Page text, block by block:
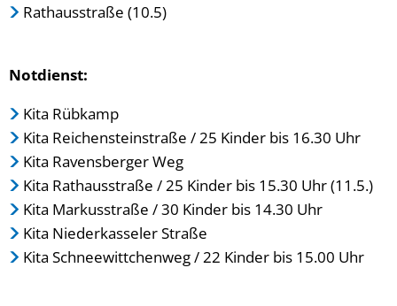
Rathausstraße (10.5)
Notdienst:
Kita Rübkamp
Kita Reichensteinstraße / 25 Kinder bis 16.30 Uhr
Kita Ravensberger Weg
Kita Rathausstraße / 25 Kinder bis 15.30 Uhr (11.5.)
Kita Markusstraße / 30 Kinder bis 14.30 Uhr
Kita Niederkasseler Straße
Kita Schneewittchenweg / 22 Kinder bis 15.00 Uhr